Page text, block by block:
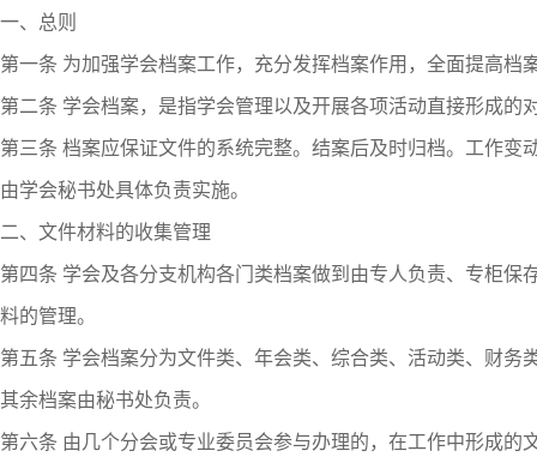
一、总则
第一条 为加强学会档案工作，充分发挥档案作用，全面提高
第二条 学会档案，是指学会管理以及开展各项活动直接形成
第三条 档案应保证文件的系统完整。结案后及时归档。工作
由学会秘书处具体负责实施。
二、文件材料的收集管理
第四条 学会及各分支机构各门类档案做到由专人负责、专柜
料的管理。
第五条 学会档案分为文件类、年会类、综合类、活动类、财
其余档案由秘书处负责。
第六条 由几个分会或专业委员会参与办理的，在工作中形成